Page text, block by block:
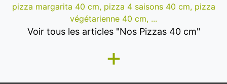
pizza margarita 40 cm, pizza 4 saisons 40 cm, pizza
végétarienne 40 cm, ...
Voir tous les articles "Nos Pizzas 40 cm"
+